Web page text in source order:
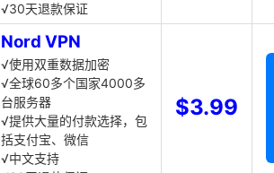
√30天退款保证
Nord VPN
√使用双重数据加密
√全球60多个国家4000多
台服务器
√提供大量的付款选择，包
括支付宝、微信
√中文支持
$3.99